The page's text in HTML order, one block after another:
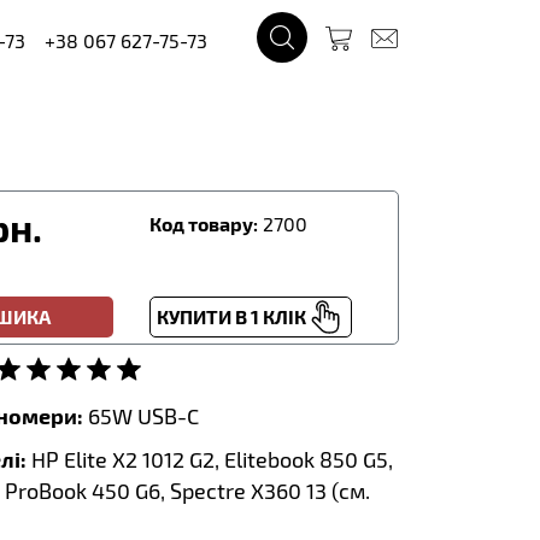
+38 067 627-75-73
Код товару: 2700
КУПИТИ В 1 КЛІК
65W USB-C
HP Elite X2 1012 G2, Elitebook 850 G5,
450 G6, Spectre X360 13 (см.